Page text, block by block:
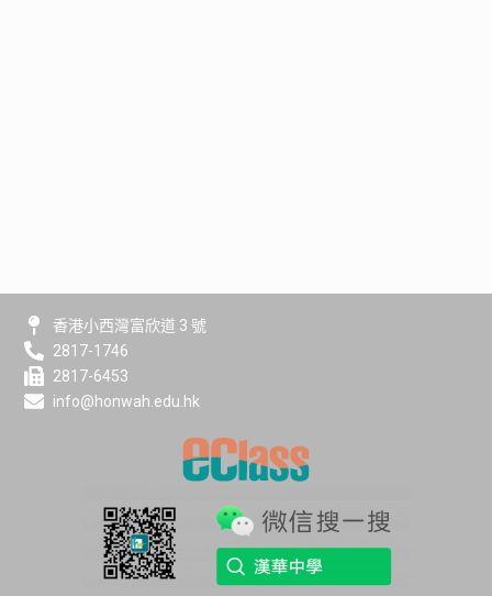
香港小西灣富欣道 3 號
2817-1746
2817-6453
info@honwah.edu.hk